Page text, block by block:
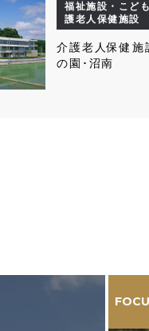
福祉施設・こど
護老人保健施設
介護老人保健施
の園･沼南